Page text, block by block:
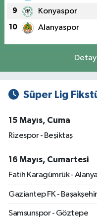
9 Konyaspor
10 Alanyaspor
Süper Lig
15 Mayıs, Cuma
Rizespor - Beşiktaş
16 Mayıs, Cumartesi
Fatih Karagümrük -
Gaziantep FK - Başakşehir
Samsunspor - Göztepe